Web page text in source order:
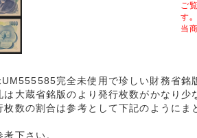
ご
す｡
当
完全未使用で珍しい財務省銘
大蔵省銘版のより発行枚数がかなり少
数の割合は参考として下記のようにま
下さい。